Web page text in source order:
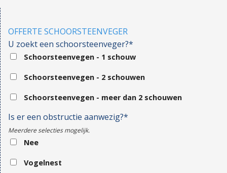
OFFERTE SCHOORSTEENVEGER
U zoekt een schoorsteenveger?*
Schoorsteenvegen - 1 schouw
Schoorsteenvegen - 2 schouwen
Schoorsteenvegen - meer dan 2 schouwen
Is er een obstructie aanwezig?*
Meerdere selecties mogelijk.
Nee
Vogelnest